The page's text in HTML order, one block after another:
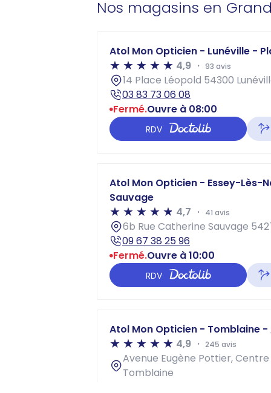
Nos magasins en
Atol Mon Opticien - Lunéville -
4,9
93 avis
14 Place Léopold 54300
03 83 73 06 08
Fermé.Ouvre à 08:00
RDV
Atol Mon Opticien - Essey-Lès-
Sauvage
4,7
41 avis
6b Rue Catherine Sauvage
09 67 38 25 96
Fermé.Ouvre à 10:00
RDV
Atol Mon Opticien - Tomblaine -
4,9
245 avis
Avenue Eugène Pottier,
Tomblaine